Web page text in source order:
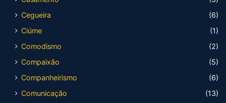
Cegueira
(6)
Ciúme
(1)
Comodismo
(2)
Compaixão
(5)
Companheirismo
(6)
Comunicação
(13)